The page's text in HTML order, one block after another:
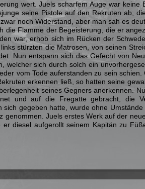
wert. Juels scharfem Auge war
seine Pistole auf den Rekruten ab,
noch Widerstand, aber man sah es
die Flamme der Begeisterung, die er
war, erhob sich im Rücken der
stürzten die Matrosen, von seinen
Nun entspann sich das Gefecht von
welcher sich durch solch ein
vom Tode auferstanden zu sein
erkennen ließ, so hatten seine
seines Gegners anerkennen.
und auf die Fregatte gebracht, die
sich gegeben hatte, wurde ohne
genommen. Juels erstes Werk auf der
er diesel aufgerollt seinem Kapitän zu